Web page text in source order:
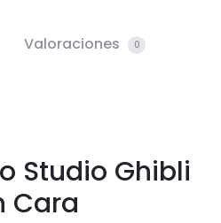
Valoraciones 0
Studio Ghibli
Cara